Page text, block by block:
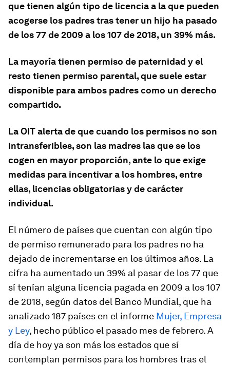
que tienen algún tipo de licencia a la que pueden
acogerse los padres tras tener un hijo ha pasado
de los 77 de 2009 a los 107 de 2018, un 39% más.
La mayoría tienen permiso de paternidad y el
resto tienen permiso parental, que suele estar
disponible para ambos padres como un derecho
compartido.
La OIT alerta de que cuando los permisos no son
intransferibles, son las madres las que se los
cogen en mayor proporción, ante lo que exige
medidas para incentivar a los hombres, entre
ellas, licencias obligatorias y de carácter
individual.
El número de países que cuentan con algún tipo
de permiso remunerado para los padres no ha
dejado de incrementarse en los últimos años. La
cifra ha aumentado un 39% al pasar de los 77 que
sí tenían alguna licencia pagada en 2009 a los 107
de 2018, según datos del Banco Mundial, que ha
analizado 187 países en el informe Mujer, Empresa
y Ley, hecho público el pasado mes de febrero. A
día de hoy ya son más los estados que sí
contemplan permisos para los hombres tras el